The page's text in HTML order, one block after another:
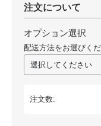
注文について
オプション選択
配送方法をお選びく
注文数: